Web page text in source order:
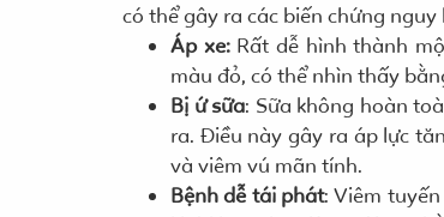
có thể gây ra các biến chứng nguy
Áp xe: Rất dễ hình thành
màu đỏ, có thể nhìn thấy
Bị ứ sữa: Sữa không hoàn
ra. Điều này gây ra áp lực
và viêm vú mãn tính.
Bệnh dễ tái phát: Viêm